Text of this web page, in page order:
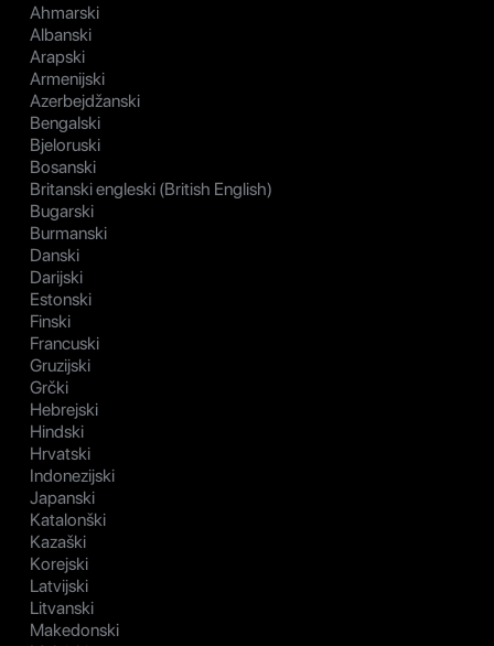
Ahmarski
Albanski
Arapski
Armenijski
Azerbejdžanski
Bengalski
Bjeloruski
Bosanski
Britanski engleski (British English)
Bugarski
Burmanski
Danski
Darijski
Estonski
Finski
Francuski
Gruzijski
Grčki
Hebrejski
Hindski
Hrvatski
Indonezijski
Japanski
Katalonški
Kazaški
Korejski
Latvijski
Litvanski
Makedonski